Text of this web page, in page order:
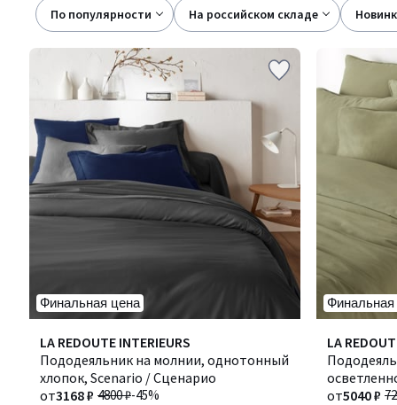
По популярности на российском складе
Финальная цена
LA REDOUTE INTERIEURS
Пододеяльник на молнии, однотонный
хлопок, Scenario / Сценарио
4800 ₽-45%
от3168 ₽
4
/
5
Количество
цветов:
4
Финальная
LA
Сценарио
от5040 ₽
4,2
/ 5
Количество
цветов:
8